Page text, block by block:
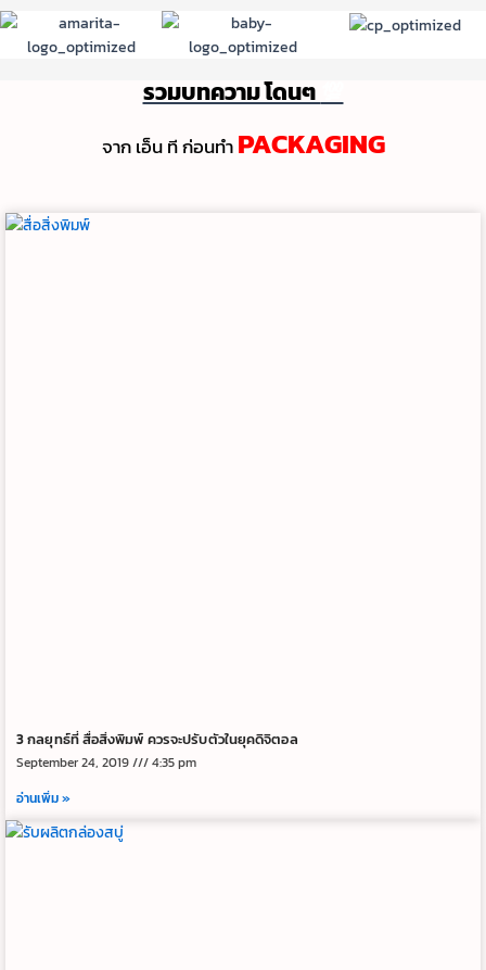
รวมบทความ โดนๆ
จาก เอ็น ที ก่อนทํา PACKAGING
3 กลยุทธ์ที่ สื่อสิ่งพิมพ์ ควรจะปรับตัวในยุคดิจิตอล
September 24, 2019
4:35 pm
อ่านเพิ่ม »